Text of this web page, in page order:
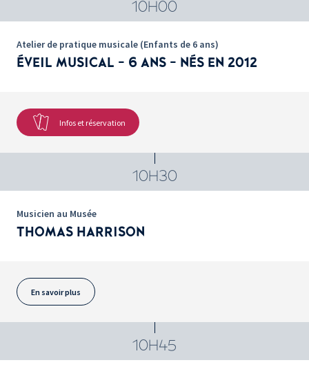
10H00
Atelier de pratique musicale (Enfants de 6 ans)
ÉVEIL MUSICAL - 6 ANS - NÉS EN 2012
Infos et réservation
10H30
Musicien au Musée
THOMAS HARRISON
En savoir plus
10H45